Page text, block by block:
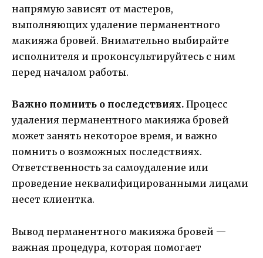
напрямую зависят от мастеров,
выполняющих удаление перманентного
макияжа бровей. Внимательно выбирайте
исполнителя и проконсультируйтесь с ним
перед началом работы.
Важно помнить о последствиях. Процесс
удаления перманентного макияжа бровей
может занять некоторое время, и важно
помнить о возможных последствиях.
Ответственность за самоудаление или
проведение неквалифицированными лицами
несет клиентка.
Вывод перманентного макияжа бровей —
важная процедура, которая помогает